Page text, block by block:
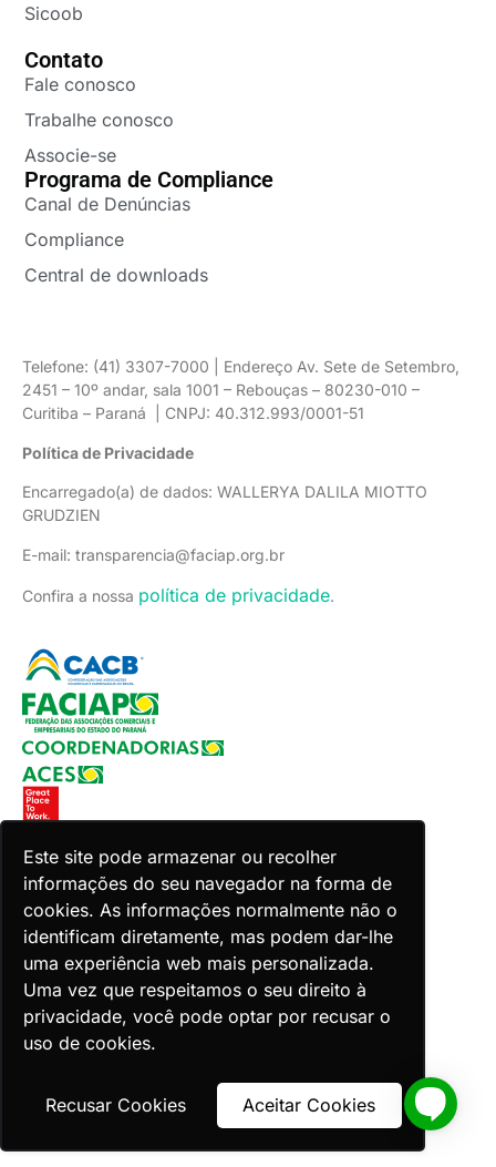
Este site pode armazenar ou recolher
informações do seu navegador na forma de
cookies. As informações normalmente não o
identificam diretamente, mas podem dar-lhe
uma experiência web mais personalizada.
Uma vez que respeitamos o seu direito à
privacidade, você pode optar por recusar o
uso de cookies.
Recusar Cookies Aceitar Cookies
Sicoob
Contato
Fale conosco
Trabalhe conosco
Associe-se
Programa de Compliance
Canal de Denúncias
Compliance
Central de downloads
Telefone: (41) 3307-7000 | Endereço Av. Sete de Setembro,
2451 – 10º andar, sala 1001 – Rebouças – 80230-010 –
Curitiba – Paraná | CNPJ: 40.312.993/0001-51
Política de Privacidade
Encarregado(a) de dados: WALLERYA DALILA MIOTTO
GRUDZIEN
E-mail: transparencia@faciap.org.br
Confira a nossa política de privacidade.
Copyright 2026 Faciap. Todos os direitos reservados.
Desenvolvido por Zion ACES.